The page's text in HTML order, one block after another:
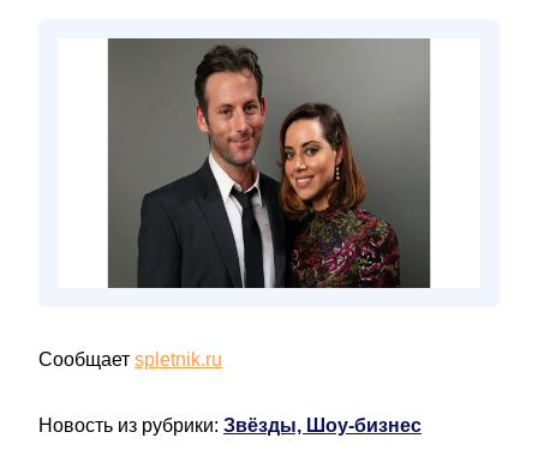
Сообщает spletnik.ru
Новость из рубрики: Звёзды, Шоу-бизнес